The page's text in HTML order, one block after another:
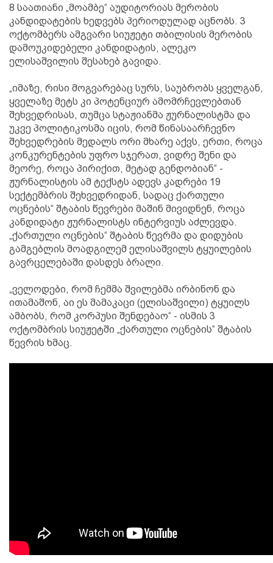
8 საათიანი „მოამბე“ აუდიტორიას მერობის
კანდიდატების ხედვებს პერიოდულად აცნობს. 3
ოქტომბერს ამგვარი სიუჟეტი თბილისის მერობის
დამოუკიდებელი კანდიდატის, ალეკო
ელისაშვილის შესახებ გავიდა.
„იმაზე, რისი მოგვარებაც სურს, საუბრობს ყველგან,
ყველაზე მეტს კი პოტენციურ ამომრჩევლებთან
შეხვედრისას, თუმცა სტაჟიანმა ჟურნალისტმა და
უკვე პოლიტიკოსმა იცის, რომ წინასაარჩევნო
შეხვედრების მედალს ორი მხარე აქვს, ერთი, როცა
კონკურენტების უფრო სჯერათ, ვიდრე შენი და
მეორე, როცა პირიქით, მეტად გენდობიან“ -
ჟურნალისტის ამ ტექსტს ადევს კადრები 19
სექტემბრის შეხვედრიდან, სადაც ქართული
ოცნების“ შტაბის წევრები მაშინ მივიდნენ, როცა
კანდიდატი ჟურნალისტს ინტერვიუს აძლევდა.
„ქართული ოცნების“ შტაბის წევრმა და დიდუბის
გამგებლის მოადგილემ ელისაშვილს ტყუილების
გავრცელებაში დასდეს ბრალი.
„ველოდები, რომ ჩემმა შვილებმა ირბინონ და
ითამაშონ, აი ეს მამაკაცი (ელისაშვილი) ტყუილს
ამბობს, რომ კორპუსი შენდებაო“ - ისმის 3
ოქტომბრის სიუჟეტში „ქართული ოცნების“ შტაბის
წევრის ხმაც.